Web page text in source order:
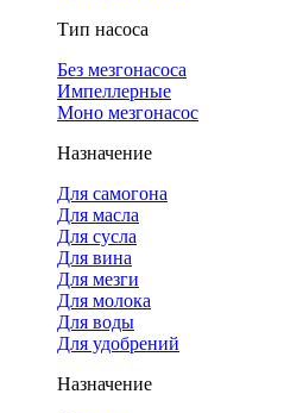
Тип насоса
Без мезгонасоса
Импеллерные
Моно мезгонасос
Назначение
Для самогона
Для масла
Для сусла
Для вина
Для мезги
Для молока
Для воды
Для удобрений
Назначение